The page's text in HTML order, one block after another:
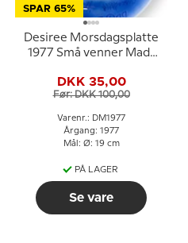
SPAR 65%
Desiree Morsdagsplatte
1977 Små venner Mads
DKK 35,00
Før: DKK 100,00
Varenr.: DM1977
Årgang: 1977
Mål: Ø: 19 cm
PÅ LAGER
Se vare